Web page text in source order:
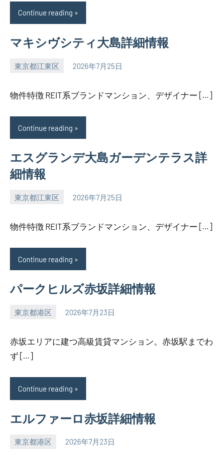
Continue reading
マキシヴシティ大島詳細情報
東京都江東区 2026年7月25日
SEZIMO
物件特徴 REIT系ブランドマンション、デザイナー […]
Continue reading
エスグランデ大島ガーデンテラス詳
細情報
東京都江東区 2026年7月25日
SEZIMO
物件特徴 REIT系ブランドマンション、デザイナー […]
Continue reading
パークヒルズ赤坂詳細情報
東京都港区 2026年7月23日
SEZIMO
赤坂エリアに建つ高級賃貸マンション。赤坂駅までわ
ず […]
Continue reading
エルファーロ赤坂詳細情報
東京都港区 2026年7月23日
SEZIMO